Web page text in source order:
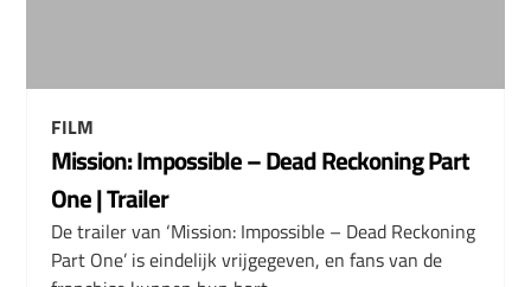
FILM
Mission: Impossible – Dead Reckoning Part
One | Trailer
De trailer van ‘Mission: Impossible – Dead Reckoning
Part One’ is eindelijk vrijgegeven, en fans van de